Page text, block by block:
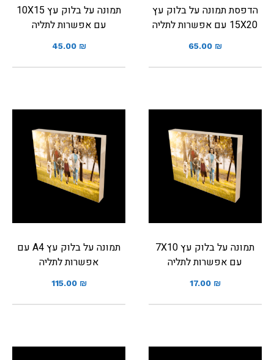
הדפסת תמונה על בלוק עץ
15X20 עם אפשרות לתליה
65.00 ₪
תמונה על בלוק עץ 10X15
עם אפשרות לתליה
45.00 ₪
תמונה על בלוק עץ 7X10
עם אפשרות לתליה
17.00 ₪
תמונה על בלוק עץ A4 עם
אפשרות לתליה
115.00 ₪